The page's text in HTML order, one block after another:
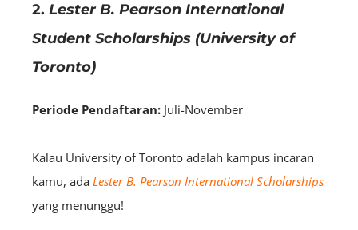
2. Lester B. Pearson International
Student Scholarships (University of
Toronto)
Periode Pendaftaran: Juli-November
Kalau University of Toronto adalah kampus incaran
kamu, ada Lester B. Pearson International Scholarships
yang menunggu!